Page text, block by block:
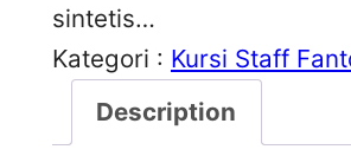
sintetis…
Kategori : Kursi Staff
Description